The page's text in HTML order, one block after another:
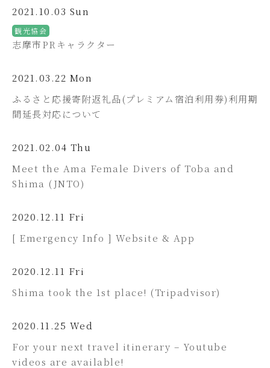
2021.10.03 Sun
観光協会
志摩市PRキャラクター
2021.03.22 Mon
ふるさと応援寄附返礼品(プレミアム宿泊利用券)利用期
間延長対応について
2021.02.04 Thu
Meet the Ama Female Divers of Toba and
Shima (JNTO)
2020.12.11 Fri
[ Emergency Info ] Website & App
2020.12.11 Fri
Shima took the 1st place! (Tripadvisor)
2020.11.25 Wed
For your next travel itinerary – Youtube
videos are available!